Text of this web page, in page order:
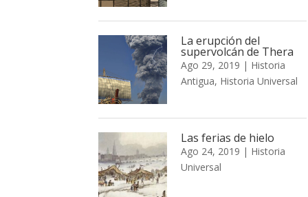
La erupción del
supervolcán de Thera
Ago 29, 2019 | Historia
Antigua, Historia Universal
Las ferias de hielo
Ago 24, 2019 | Historia
Universal